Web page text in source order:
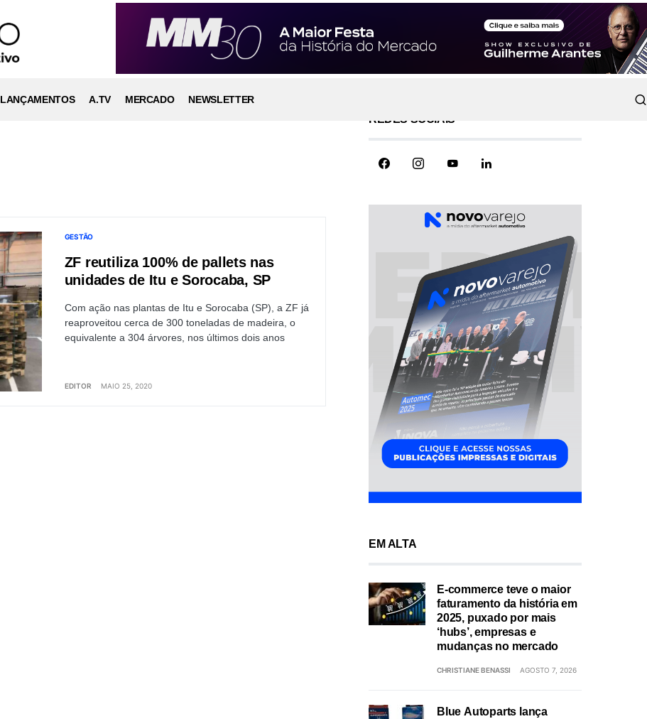
LANÇAMENTOS A.TV MERCADO
NEWSLETTER
GESTÃO
ZF reutiliza 100% de pallets nas
unidades de Itu e Sorocaba, SP
Com ação nas plantas de Itu e Sorocaba (SP), a ZF já
reaproveitou cerca de 300 toneladas de madeira, o
equivalente a 304 árvores, nos últimos dois anos
EDITOR MAIO 25, 2020
REDES SOCIAIS
EM ALTA
E-commerce teve o maior
faturamento da história em
2025, puxado por mais
‘hubs’, empresas e
mudanças no mercado
CHRISTIANE BENASSI AGOSTO 7, 2026
Blue Autoparts lança